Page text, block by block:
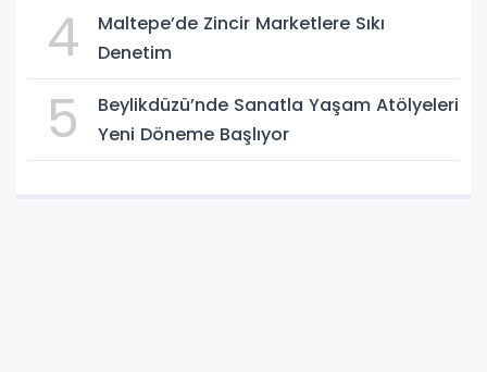
4
Maltepe’de Zincir Marketlere Sıkı
Denetim
5
Beylikdüzü’nde Sanatla Yaşam Atölyeleri
Yeni Döneme Başlıyor